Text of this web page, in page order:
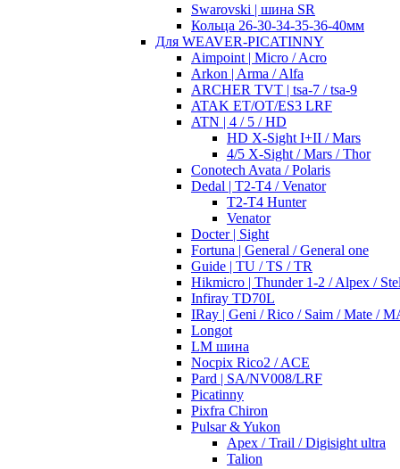
Swarovski | шина SR
Кольца 26-30-34-35-36-40мм
Для WEAVER-PICATINNY
Aimpoint | Micro / Acro
Arkon | Arma / Alfa
ARCHER TVT | tsa-7 / tsa-9
ATAK ET/OT/ES3 LRF
ATN | 4 / 5 / HD
HD X-Sight I+II / Mars
4/5 X-Sight / Mars / Thor
Conotech Avata / Polaris
Dedal | T2-T4 / Venator
T2-T4 Hunter
Venator
Docter | Sight
Fortuna | General / General one
Guide | TU / TS / TR
Hikmicro | Thunder 1-2 / Alpex /
Infiray TD70L
IRay | Geni / Rico / Saim / Mate /
Longot
LM шина
Nocpix Rico2 / ACE
Pard | SA/NV008/LRF
Picatinny
Pixfra Chiron
Pulsar & Yukon
Apex / Trail / Digisight ultra
Talion